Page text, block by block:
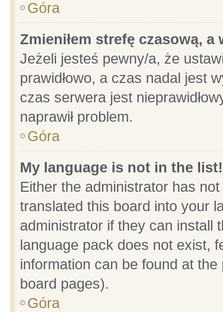
Góra
Zmieniłem strefę czasową,
Jeżeli jesteś pewny/a, że
prawidłowo, a czas nadal jest
czas serwera jest
naprawił problem.
Góra
My language is not in the list!
Either the administrator has
translated this board into your
administrator if they can install
language pack does not exist,
information can be found at
board pages).
Góra